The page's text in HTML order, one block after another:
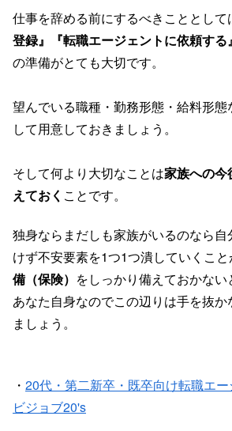
仕事を辞める前にするべきこととして
登録』『転職エージェントに依頼する』
の準備がとても大切です。
望んでいる職種・勤務形態・給料形態
して用意しておきましょう。
そして何より大切なことは家族への今
えておく ことです。
独身ならまだしも家族がいるのなら
けず不安要素を1つ1つ潰していくこと
備（保険） をしっかり備えておかな
あなた自身なのでこの辺りは手を抜か
ましょう。
・ 20代・第二新卒・既卒向け転職エ
ビジョブ20's